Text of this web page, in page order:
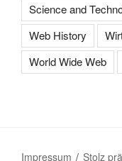
Science and
Web History
World Wide Web
Impressum Stolz